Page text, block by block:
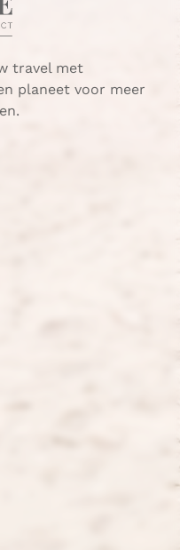
travel met
planeet voor meer